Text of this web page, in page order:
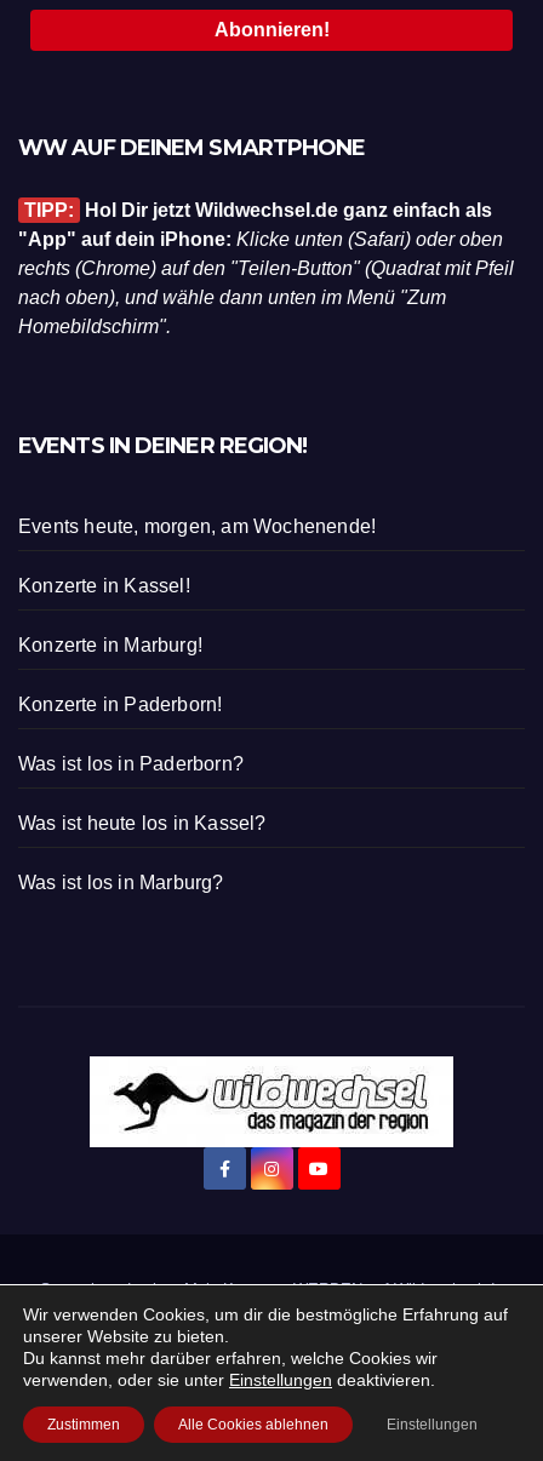
WW AUF DEINEM SMARTPHONE
TIPP:
Hol Dir jetzt Wildwechsel.de ganz einfach als
"App" auf dein iPhone: Klicke unten (Safari) oder oben
rechts (Chrome) auf den "Teilen-Button" (Quadrat mit Pfeil
nach oben), und wähle dann unten im Menü "Zum
Homebildschirm".
EVENTS IN DEINER REGION!
Events heute, morgen, am Wochenende!
Konzerte in Kassel!
Konzerte in Marburg!
Konzerte in Paderborn!
Was ist los in Paderborn?
Was ist heute los in Kassel?
Was ist los in Marburg?
Startseite Login Mein Konto · WERBEN auf Wildwechsel.de
+ Neue Veranstaltung eintragen:
Impressum / Datenschutzerklärung Praktikum, Ausbildung & Jobs
Wir verwenden Cookies, um dir die bestmögliche Erfahrung auf
unserer Website zu bieten.
Du kannst mehr darüber erfahren, welche Cookies wir
verwenden, oder sie unter Einstellungen deaktivieren.
Zustimmen Alle Cookies ablehnen Einstellungen